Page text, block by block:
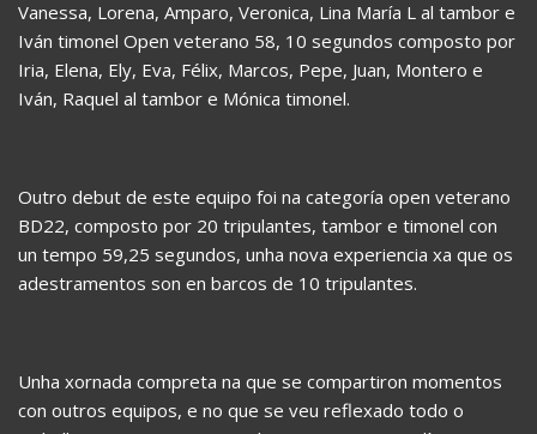
Vanessa, Lorena, Amparo, Veronica, Lina María L al tambor e
Iván timonel Open veterano 58, 10 segundos composto por
Iria, Elena, Ely, Eva, Félix, Marcos, Pepe, Juan, Montero e
Iván, Raquel al tambor e Mónica timonel.
Outro debut de este equipo foi na categoría open veterano
BD22, composto por 20 tripulantes, tambor e timonel con
un tempo 59,25 segundos, unha nova experiencia xa que os
adestramentos son en barcos de 10 tripulantes.
Unha xornada compreta na que se compartiron momentos
con outros equipos, e no que se veu reflexado todo o